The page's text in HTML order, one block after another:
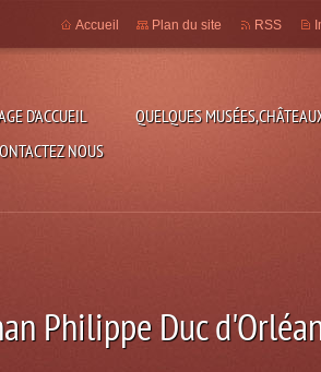
D'ACCUEIL QUELQUES
NOUS
Accueil Plan du site RSS
Philippe Duc